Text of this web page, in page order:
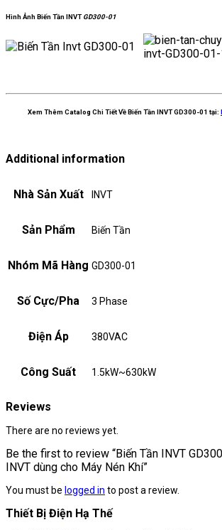
Hình Ảnh Biến Tần INVTGD300-01
Xem Thêm Catalog Chi Tiết Về Biến Tần INVT GD300-01 tại:
Additional information
Nhà Sản Xuất INVT
Sản Phẩm Biến Tần
Nhóm Mã Hàng GD300-01
Số Cực/Pha 3 Phase
Điện Áp 380VAC
Công Suất 1.5kW~630kW
Reviews
There are no reviews yet.
Be the first to review “Biến Tần INVT
INVT dùng cho Máy Nén Khí”
You must be logged in to post a review.
Thiết Bị Điện Hạ Thế